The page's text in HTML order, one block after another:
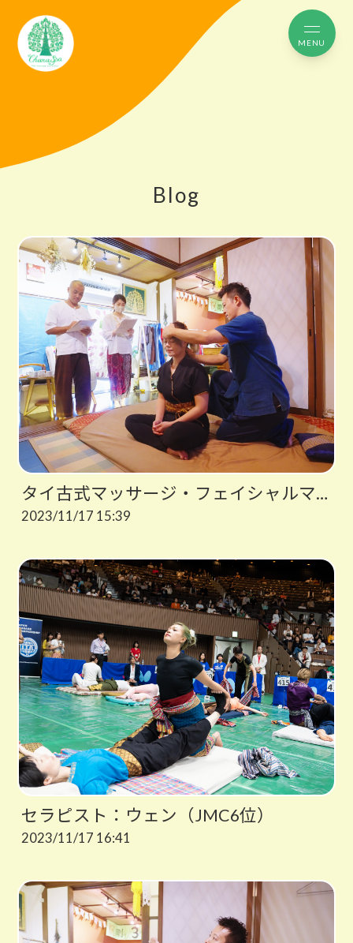
MENU
Blog
タイ古式マッサージ・フェイシャルマッサージの体験レッスン受付中！
2023/11/17 15:39
セラピスト：ウェン（JMC6位）
2023/11/17 16:41